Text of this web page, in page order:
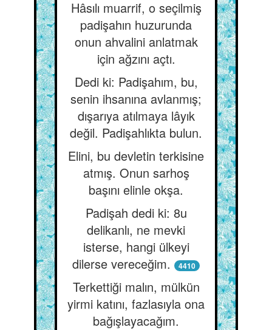
Hâsılı muarrif, o seçilmiş
padişahın huzurunda
onun ahvalini anlatmak
için ağzını açtı.
Dedi ki: Padişahım, bu,
senin ihsanına avlanmış;
dışarıya atılmaya lâyık
değil. Padişahlıkta bulun.
Elini, bu devletin terkisine
atmış. Onun sarhoş
başını elinle okşa.
Padişah dedi ki: 8u
delikanlı, ne mevki
isterse, hangi ülkeyi
dilerse vereceğim.
4410
Terkettiği malın, mülkün
yirmi katını, fazlasıyla ona
bağışlayacağım.